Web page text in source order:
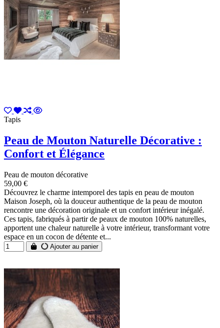
Tapis
Peau de Mouton Naturelle Décorative :
Confort et Élégance
Peau de mouton décorative
59,00 €
Découvrez le charme intemporel des tapis en peau de mouton
Maison Joseph, où la douceur authentique de la peau de mouton
rencontre une décoration originale et un confort intérieur inégalé.
Ces tapis, fabriqués à partir de peaux de mouton 100% naturelles,
apportent une chaleur naturelle à votre intérieur, transformant votre
espace en un cocon de détente et...
Ajouter au panier